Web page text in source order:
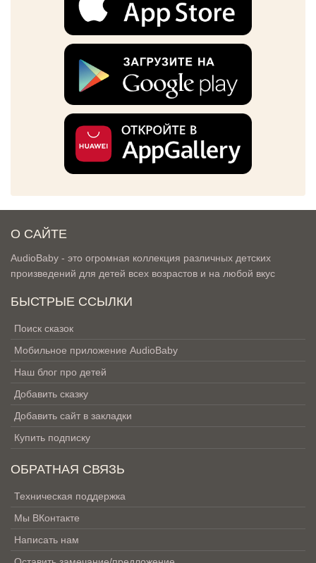
О САЙТЕ
AudioBaby - это огромная коллекция различных детских
произведений для детей всех возрастов и на любой вкус
БЫСТРЫЕ ССЫЛКИ
Поиск сказок
Мобильное приложение AudioBaby
Наш блог про детей
Добавить сказку
Добавить сайт в закладки
Купить подписку
ОБРАТНАЯ СВЯЗЬ
Техническая поддержка
Мы ВКонтакте
Написать нам